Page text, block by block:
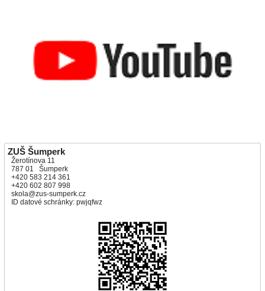
ZUŠ Šumperk
Žerotínova 11
787 01 Šumperk
+420 583 214 361
+420 602 807 998
skola@zus-sumperk.cz
ID datové schránky: pwjqfwz